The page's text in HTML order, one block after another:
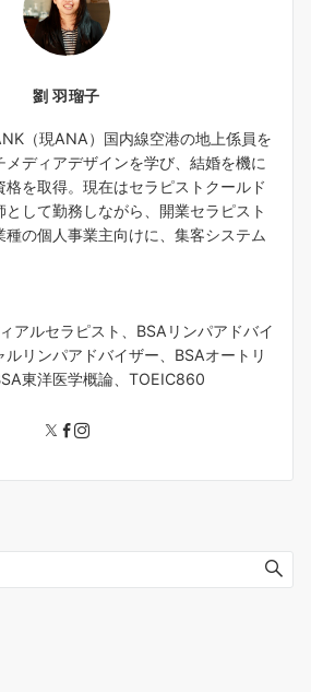
劉 羽瑠子
（現ANA）国内線空港の地上係員を
ディアデザインを学び、結婚を機に
格を取得。現在はセラピストクールド
として勤務しながら、開業セラピスト
種の個人事業主向けに、集客システム
アルセラピスト、BSAリンパアドバイ
リンパアドバイザー、BSAオートリ
東洋医学概論、TOEIC860